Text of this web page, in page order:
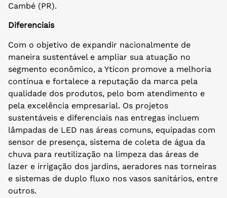
Cambé (PR).
Diferenciais
Com o objetivo de expandir nacionalmente de
maneira sustentável e ampliar sua atuação no
segmento econômico, a Yticon promove a melhoria
contínua e fortalece a reputação da marca pela
qualidade dos produtos, pelo bom atendimento e
pela excelência empresarial. Os projetos
sustentáveis e diferenciais nas entregas incluem
lâmpadas de LED nas áreas comuns, equipadas com
sensor de presença, sistema de coleta de água da
chuva para reutilização na limpeza das áreas de
lazer e irrigação dos jardins, aeradores nas torneiras
e sistemas de duplo fluxo nos vasos sanitários, entre
outros.